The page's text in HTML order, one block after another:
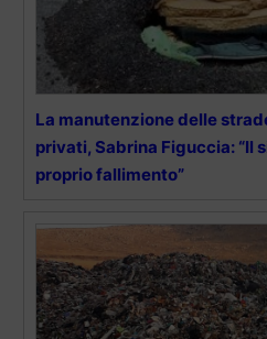
La manutenzione delle
privati, Sabrina Figuccia: “Il
proprio fallimento”